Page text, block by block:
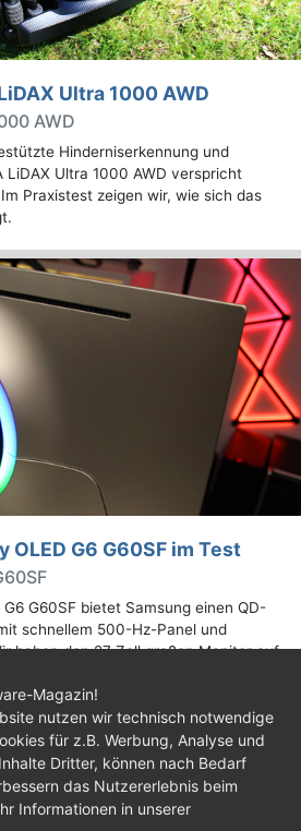
Ultra 1000 AWD
AWD
Hinderniserkennung und
LiDAX Ultra 1000 AWD verspricht
Praxistest zeigen wir, wie sich das
OLED G6 G60SF im Test
G60SF bietet Samsung einen QD-
schnellem 500-Hz-Panel und
haben den 27 Zoll großen Monitor auf
|Jobs |Datenschutz|
|Haftungsausschluss
YouTube
Magazin!
nutzen wir technisch notwendige
für z.B. Werbung, Analyse und
Dritter, können nach Bedarf
das Nutzererlebnis beim
Informationen in unserer